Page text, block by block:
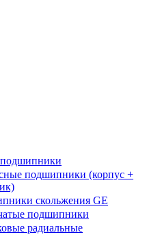
подшипники (корпус +
скольжения GE
подшипники
радиальные